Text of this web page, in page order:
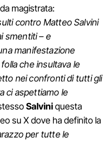
magistrata:
contro Matteo Salvini
smentiti – e
manifestazione
che insultava le
nei confronti di tutti gli
ci aspettiamo le
Salviniquesta
su X dove ha definito la
per tutte le